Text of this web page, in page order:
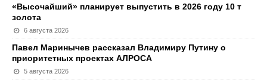
«Высочайший» планирует выпустить в 2026 году 10 т
золота
6 августа 2026
Павел Маринычев рассказал Владимиру Путину о
приоритетных проектах АЛРОСА
5 августа 2026